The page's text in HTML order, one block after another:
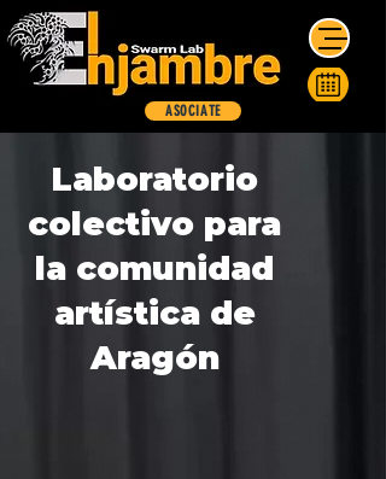
ASOCIATE
Laboratorio
colectivo para
la comunidad
artística de
Aragón